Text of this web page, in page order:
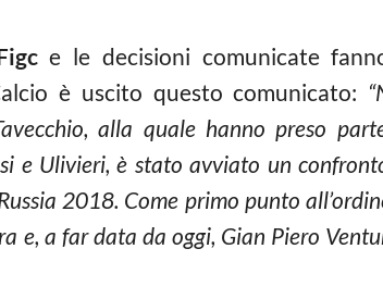
e le decisioni comunicate
è uscito questo comunicato:
alla quale hanno preso
e Ulivieri, è stato avviato un
2018. Come primo punto
e, a far data da oggi, Gian Piero